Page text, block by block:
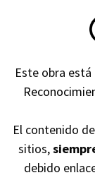
Este obra está
El contenido
sitios,
debido